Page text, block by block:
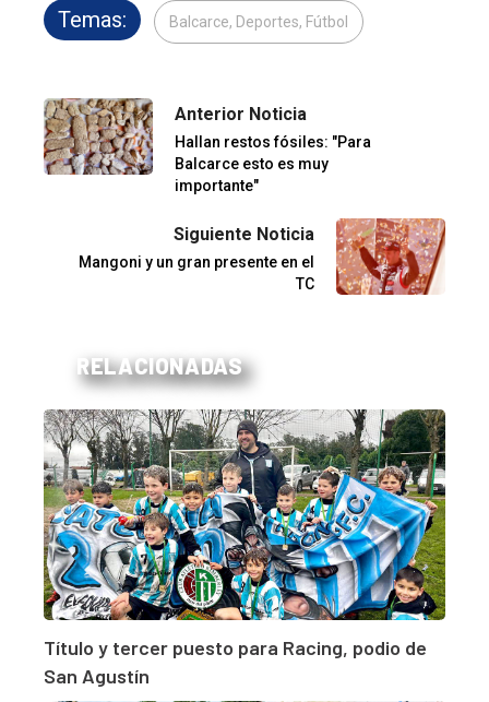
Temas: Balcarce, Deportes, Fútbol
Anterior Noticia
Hallan restos fósiles: "Para
Balcarce esto es muy
importante"
Siguiente Noticia
Mangoni y un gran presente en el
TC
RELACIONADAS
Título y tercer puesto para Racing, podio de
San Agustín